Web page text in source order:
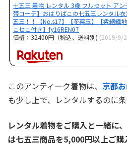
七五三 着物 レンタル 3歳 フルセット ア
帯コーデ】おはりばこの七五三レンタル
五三！！【No.s17】【花薬玉】【紫縮緬
こせこ付き】fy16REN07
価格：32400円（税込、送料別) (2019/9/
このアンティーク着物は、 京都
も少し上で、レンタルするのに条
レンタル着物をご購入と一緒に
は七五三商品を5,000円以上ご購